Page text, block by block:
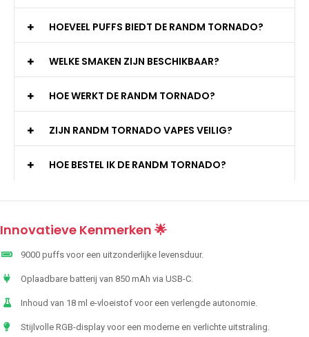
HOEVEEL PUFFS BIEDT DE RANDM TORNADO?
WELKE SMAKEN ZIJN BESCHIKBAAR?
HOE WERKT DE RANDM TORNADO?
ZIJN RANDM TORNADO VAPES VEILIG?
HOE BESTEL IK DE RANDM TORNADO?
Innovatieve Kenmerken 🌟
9000 puffs voor een uitzonderlijke levensduur.
Oplaadbare batterij van 850 mAh via USB-C.
Inhoud van 18 ml e-vloeistof voor een verlengde autonomie.
Stijlvolle RGB-display voor een moderne en verlichte uitstraling.